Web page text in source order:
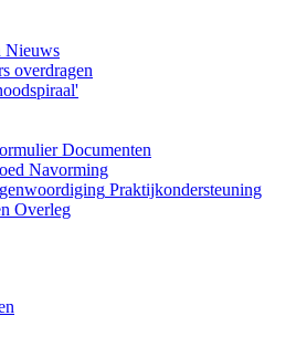
Nieuws
overdragen
Documenten
Navorming
Praktijk­ondersteuning
Overleg